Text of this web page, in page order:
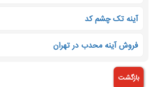
آینه تک چشم کد
فروش آینه محدب در تهران